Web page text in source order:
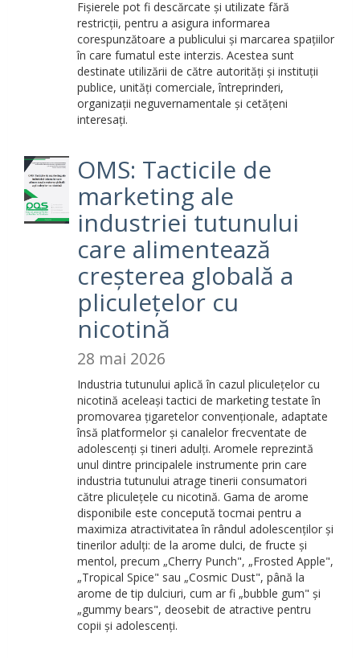
Fișierele pot fi descărcate și utilizate fără
restricții, pentru a asigura informarea
corespunzătoare a publicului și marcarea spațiilor
în care fumatul este interzis. Acestea sunt
destinate utilizării de către autorități și instituții
publice, unități comerciale, întreprinderi,
organizații neguvernamentale și cetățeni
interesați.
OMS: Tacticile de
marketing ale
industriei tutunului
care alimentează
creșterea globală a
pliculețelor cu
nicotină
28 mai 2026
Industria tutunului aplică în cazul pliculețelor cu
nicotină aceleași tactici de marketing testate în
promovarea țigaretelor convenționale, adaptate
însă platformelor și canalelor frecventate de
adolescenți și tineri adulți. Aromele reprezintă
unul dintre principalele instrumente prin care
industria tutunului atrage tinerii consumatori
către pliculețele cu nicotină. Gama de arome
disponibile este concepută tocmai pentru a
maximiza atractivitatea în rândul adolescenților și
tinerilor adulți: de la arome dulci, de fructe și
mentol, precum „Cherry Punch", „Frosted Apple",
„Tropical Spice" sau „Cosmic Dust", până la
arome de tip dulciuri, cum ar fi „bubble gum" și
„gummy bears", deosebit de atractive pentru
copii și adolescenți.